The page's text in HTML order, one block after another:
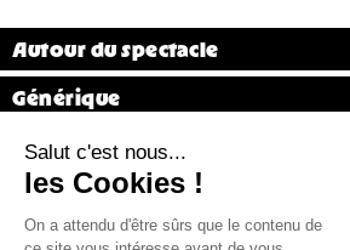
Autour du spectacle
Générique
Aurore Fattier
Précédent
Billetterie 02 38 81 01 00 (du mardi au vendredi
Administration 02 38 62 15 55 –cdn@cdn-